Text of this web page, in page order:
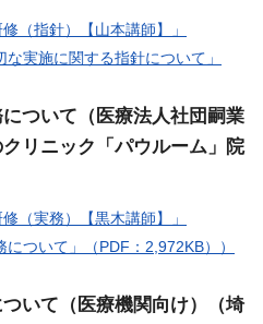
（指針）【山本講師】」
な実施に関する指針について」
ついて（医療法人社団嗣業
リニック「パウルーム」院
（実務）【黒木講師】」
について」（PDF：2,972KB））
いて（医療機関向け）（埼